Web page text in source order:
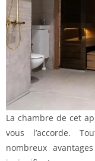
La chambre de cet
vous l’accorde.
nombreux